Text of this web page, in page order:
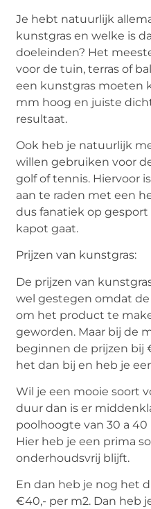
Je hebt natuurlijk
kunstgras en welke is
doeleinden? Het
voor de tuin, terras of
een kunstgras moeten
mm hoog en juiste
resultaat.
Ook heb je natuurlijk
willen gebruiken voor
golf of tennis. Hiervoor
aan te raden met een
dus fanatiek op
kapot gaat.
Prijzen van kunstgras:
De prijzen van
wel gestegen omdat
om het product te
geworden. Maar bij de
beginnen de prijzen bij
het dan bij en heb je
Wil je een mooie soort
duur dan is er
poolhoogte van 30 a 40
Hier heb je een prima
onderhoudsvrij blijft.
En dan heb je nog het
€40,- per m2. Dan heb